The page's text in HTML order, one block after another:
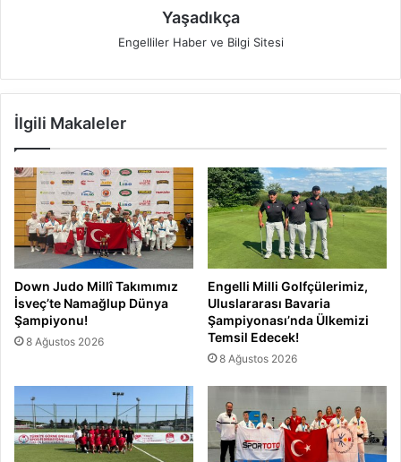
Yaşadıkça
Engelliler Haber ve Bilgi Sitesi
İlgili Makaleler
Down Judo Millî Takımımız
İsveç’te Namağlup Dünya
Şampiyonu!
8 Ağustos 2026
Engelli Milli Golfçülerimiz,
Uluslararası Bavaria
Şampiyonası’nda Ülkemizi
Temsil Edecek!
8 Ağustos 2026